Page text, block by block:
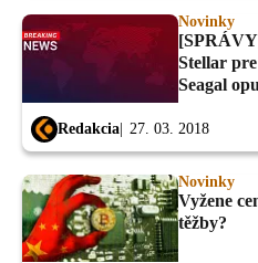
Novinky
Stellar
Seagal
Redakcia 27. 03. 2018
Novinky
Vyžene
těžby?